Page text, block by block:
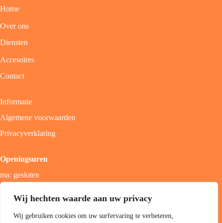
Wij hechten waarde aan uw privacy
Wij gebruiken cookies om uw surfervaring te verbeteren,
Home
Over ons
Diensten
Accesoires
Contact
Informatie
Algemene voorwaarden
Privacyverklaring
Openingsuren
ma: gesloten